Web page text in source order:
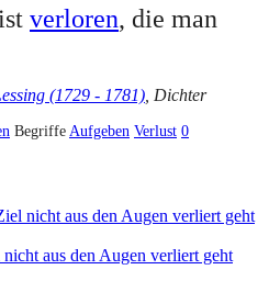
verloren, die man
(1729 - 1781) , Dichter
Begriffe Aufgeben Verlust 0
nicht aus den Augen verliert geht
aus den Augen verliert geht